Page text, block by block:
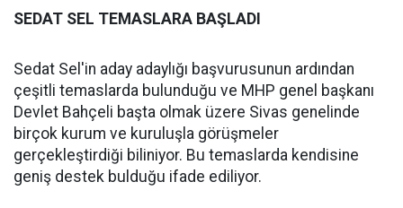
SEDAT SEL TEMASLARA BAŞLADI
Sedat Sel'in aday adaylığı başvurusunun ardından
çeşitli temaslarda bulunduğu ve MHP genel başkanı
Devlet Bahçeli başta olmak üzere Sivas genelinde
birçok kurum ve kuruluşla görüşmeler
gerçekleştirdiği biliniyor. Bu temaslarda kendisine
geniş destek bulduğu ifade ediliyor.